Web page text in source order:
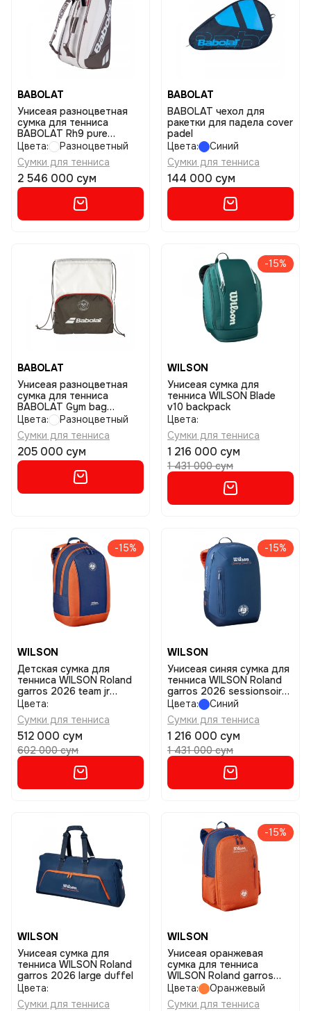
BABOLAT
Унисеая разноцветная
сумка для тенниса
BABOLAT Rh9 pure
wimbledon размер uniq
Цвета:
Разноцветный
Сумки для тенниса
2 546 000 сум
BABOLAT
BABOLAT чехол для
ракетки для падела cover
padel
Цвета:
Синий
Сумки для тенниса
144 000 сум
BABOLAT
Унисеая разноцветная
сумка для тенниса
BABOLAT Gym bag
wimbledon размер uniq
Цвета:
Разноцветный
Сумки для тенниса
205 000 сум
-15%
WILSON
Унисеая сумка для
тенниса WILSON Blade
v10 backpack
Цвета:
Сумки для тенниса
1 216 000 сум
1 431 000 сум
-15%
WILSON
Детская сумка для
тенниса WILSON Roland
garros 2026 team jr
backpack
Цвета:
Сумки для тенниса
512 000 сум
602 000 сум
-15%
WILSON
Унисеая синяя сумка для
тенниса WILSON Roland
garros 2026 sessionsoire
backpack
Цвета:
Синий
Сумки для тенниса
1 216 000 сум
1 431 000 сум
WILSON
Унисеая сумка для
тенниса WILSON Roland
garros 2026 large duffel
Цвета:
Сумки для тенниса
-15%
WILSON
Унисеая оранжевая
сумка для тенниса
WILSON Roland garros
2026 team backpack
Цвета:
Оранжевый
Сумки для тенниса